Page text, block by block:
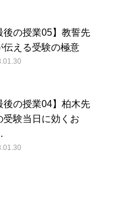
後の授業05】教誓先
伝える受験の極意
後の授業04】柏木先
受験当日に効くお